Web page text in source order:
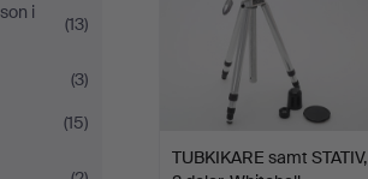
i
(13)
(3)
(15)
TUBKIKARE samt STATIV,